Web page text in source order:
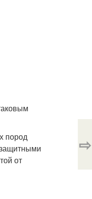
пород
от
⇨